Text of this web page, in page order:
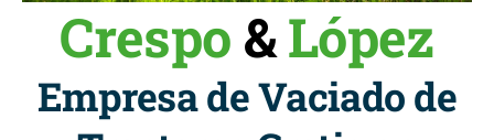
Crespo &López
Empresa de Vaciado de